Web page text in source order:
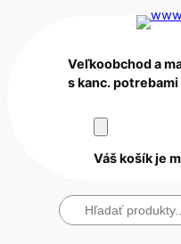
Veľkoobchod a
s kanc. potrebami
Váš košík je
Hľadanie